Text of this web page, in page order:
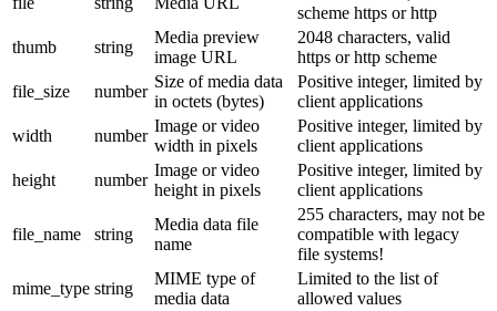
scheme https or http
thumb
string
Media preview
image URL
2048 characters, valid
https or http scheme
file_size
number
Size of media data
in octets (bytes)
Positive integer, limited by
client applications
width
number
Image or video
width in pixels
Positive integer, limited by
client applications
height
number
Image or video
height in pixels
Positive integer, limited by
client applications
file_name string
Media data file
name
255 characters, may not be
compatible with legacy
file systems!
mime_type string
MIME type of
media data
Limited to the list of
allowed values